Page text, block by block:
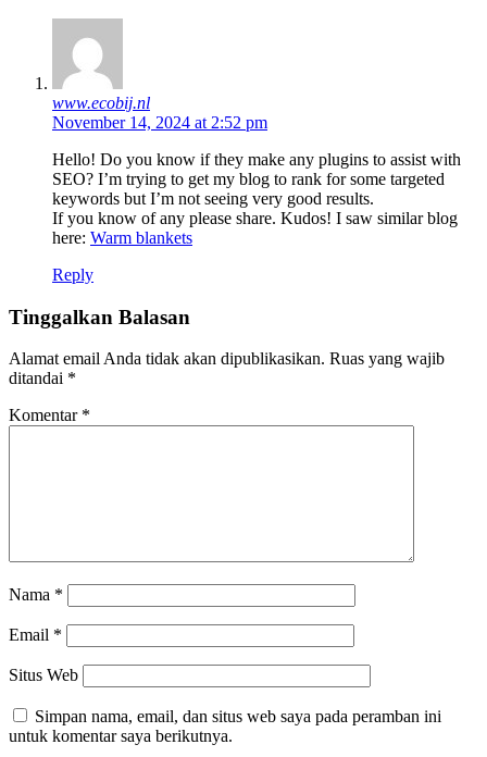
www.ecobij.nl
November 14, 2024 at 2:52 pm
Hello! Do you know if they make any plugins to assist with
SEO? I’m trying to get my blog to rank for some targeted
keywords but I’m not seeing very good results.
If you know of any please share. Kudos! I saw similar blog
here: Warm blankets
Reply
Tinggalkan Balasan
Alamat email Anda tidak akan dipublikasikan. Ruas yang wajib
ditandai *
Komentar *
Nama *
Email *
Situs Web
Simpan nama, email, dan situs web saya pada peramban ini
untuk komentar saya berikutnya.